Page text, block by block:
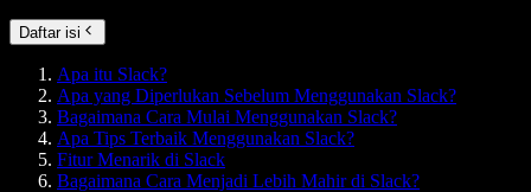
Daftar isi
Apa itu Slack?
Apa yang Diperlukan Sebelum Menggunakan Slack?
Bagaimana Cara Mulai Menggunakan Slack?
Apa Tips Terbaik Menggunakan Slack?
Fitur Menarik di Slack
Bagaimana Cara Menjadi Lebih Mahir di Slack?